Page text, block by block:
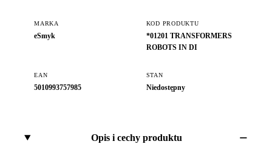
MARKA
eSmyk
KOD PRODUKTU
*01201 TRANSFORMERS
ROBOTS IN DI
EAN
5010993757985
STAN
Niedostępny
Opis i cechy produktu